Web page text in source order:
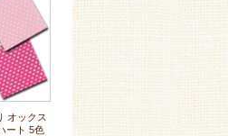
オックス
ート 5色